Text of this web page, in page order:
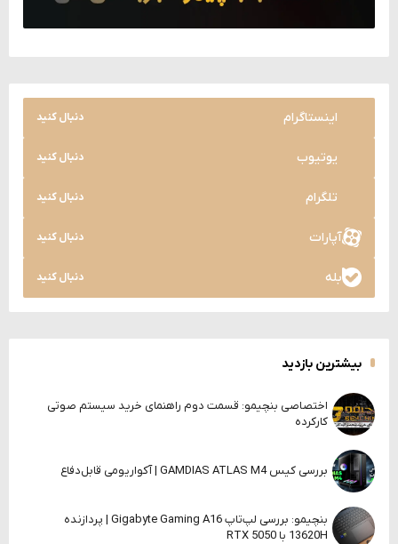
اینستاگرام دنبال کنید
یوتیوب دنبال کنید
تلگرام دنبال کنید
آپارات دنبال کنید
بله دنبال کنید
بیشترین بازدید
اختصاصی بنچیمو: قسمت دوم راهنمای خرید سیستم صوتی
کارکرده
بررسی کیس GAMDIAS ATLAS M4 | آکواریومی قابل‌دفاع
بنچیمو: بررسی لپ‌تاپ Gigabyte Gaming A16 | پردازنده
13620H با RTX 5050